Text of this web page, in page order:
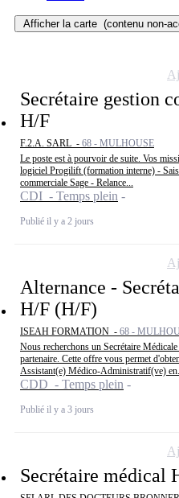
Afficher la carte (contenu non-
Secrétaire gestion
H/F
F.2.A. SARL - 68 - MULHOUSE
Le poste est à pourvoir de suite. Vos
logiciel Progilift (formation interne) -
commerciale Sage - Relance...
CDI - Temps plein
Publié il y a 2 jours
Alternance -
H/F (H/F)
ISEAH FORMATION - 68 -
Nous recherchons un Secrétaire
partenaire. Cette offre vous permet
Assistant(e) Médico-Administratif(ve)
CDD - Temps plein
Publié il y a 3 jours
Secrétaire médical